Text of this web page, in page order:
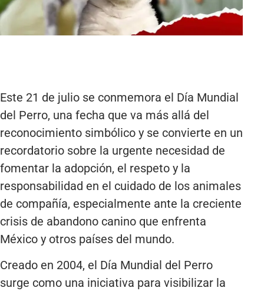
Este 21 de julio se conmemora el Día Mundial
del Perro, una fecha que va más allá del
reconocimiento simbólico y se convierte en un
recordatorio sobre la urgente necesidad de
fomentar la adopción, el respeto y la
responsabilidad en el cuidado de los animales
de compañía, especialmente ante la creciente
crisis de abandono canino que enfrenta
México y otros países del mundo.
Creado en 2004, el Día Mundial del Perro
surge como una iniciativa para visibilizar la